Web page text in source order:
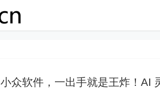
小众软件，一出手就是王炸！AI